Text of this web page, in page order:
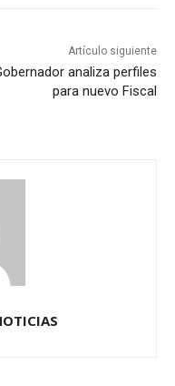
Artículo siguiente
analiza perfiles
para nuevo Fiscal